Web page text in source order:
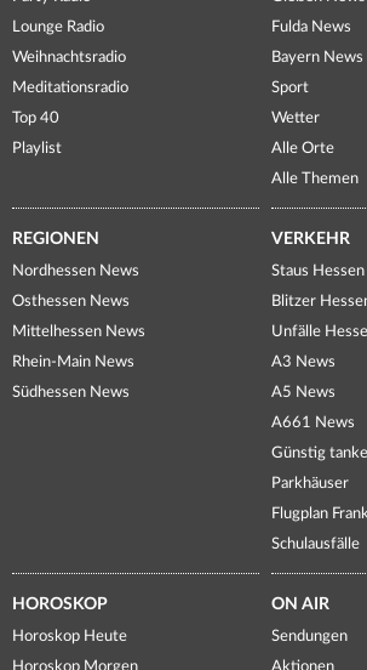
Lounge Radio
Weihnachtsradio
Meditationsradio
Top 40
Playlist
Fulda News
Bayern News
Sport
Wetter
Alle Orte
Alle Themen
REGIONEN
Nordhessen News
Osthessen News
Mittelhessen News
Rhein-Main News
Südhessen News
VERKEHR
Staus Hessen
Blitzer
Unfälle
A3 News
A5 News
A661 News
Günstig
Parkhäuser
Flugplan
Schulausfälle
HOROSKOP
Horoskop Heute
Horoskop Morgen
ON AIR
Sendungen
Aktionen